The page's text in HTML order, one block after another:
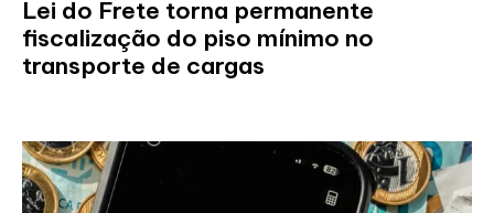
Lei do Frete torna permanente
fiscalização do piso mínimo no
transporte de cargas